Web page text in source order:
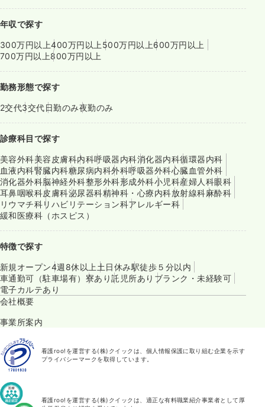
年収で探す
300万円以上400万円以上 500万円以上600万円以上
700万円以上800万円以上
勤務形態で探す
2交代3交代日勤のみ夜勤のみ
診療科目で探す
美容外科美容皮膚科内科呼吸器内科消化器内科循環器内科
血液内科腎臓内科糖尿病内科外科呼吸器外科心臓血管外科
消化器外科脳神経外科整形外科形成外科小児科産婦人科眼科
耳鼻咽喉科皮膚科泌尿器科精神科・心療内科放射線科麻酔科
リウマチ科リハビリテーション科アレルギー科
緩和医療科（ホスピス）
特徴で探す
新規オープン4週8休以上 土日休み駅徒歩５分以内
車通勤可（駐車場有） 寮あり託児所あり ブランク・未経験可
電子カルテあり
会社概要
事業所案内
看護roo!を運営する(株)クイックは、個人情報保護に取り組む企業を示す
プライバシーマークを取得しています。
看護roo!を運営する(株)クイックは、適正な有料職業紹介事業者として厚